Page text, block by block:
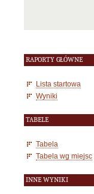
RAPORTY GŁÓWNE
Lista startowa
Wyniki
TABELE
Tabela
Tabela wg miejsc
INNE WYNIKI